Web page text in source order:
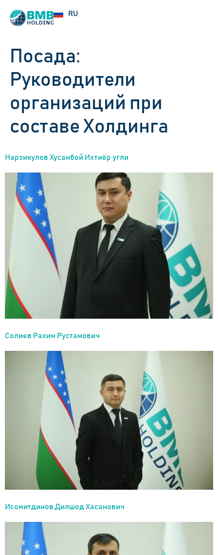
RU
EN
Посада:
Руководители
организаций при
составе Холдинга
Нарзикулов Хусанбой Ихтиёр угли
Солиев Рахим Рустамович
Исомитдинов Дилшод Хасанович